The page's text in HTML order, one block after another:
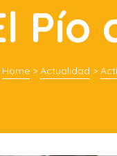
Pío
Home> Actualidad >